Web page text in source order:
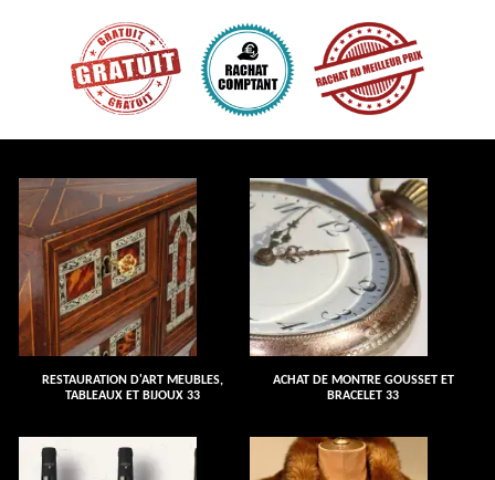
RESTAURATION D'ART MEUBLES,
TABLEAUX ET BIJOUX 33
ACHAT DE MONTRE GOUSSET ET
BRACELET 33